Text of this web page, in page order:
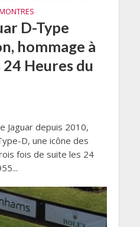
D-Type
hommage à
Heures du
Jaguar depuis 2010,
D, une icône des
fois de suite les 24